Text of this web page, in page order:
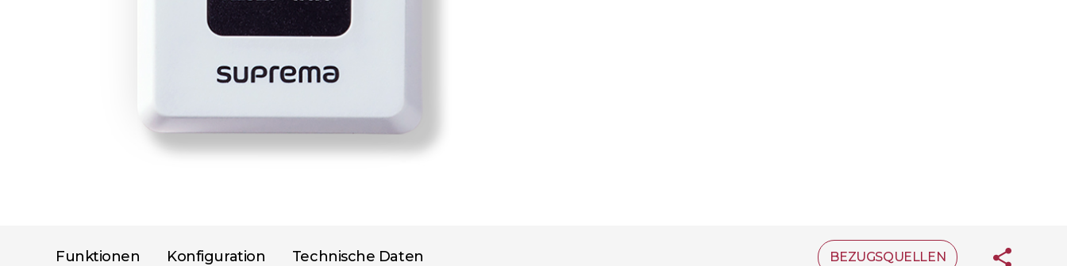
Funktionen Konfiguration Technische Daten BEZUGSQUELLEN